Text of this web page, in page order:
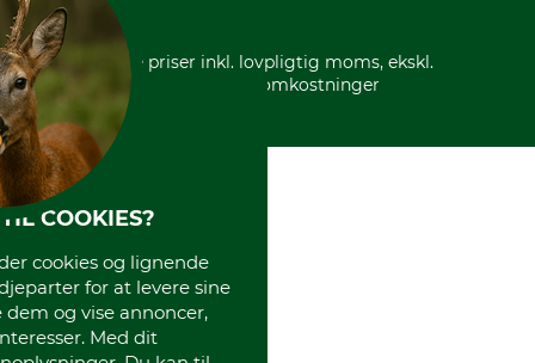
* Alle priser inkl. lovpligtig moms, ekskl.
forsendelsesomkostninger
COOKIES?
cookies og lignende
for at levere sine
og vise annoncer,
Med dit